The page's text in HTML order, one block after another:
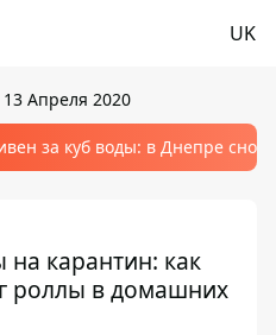
UK
13 Апреля 2020
за куб воды: в Днепре
на карантин: как
роллы в домашних